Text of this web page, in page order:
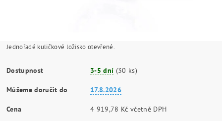
Jednořadé kuličkové ložisko otevřené.
Dostupnost 3-5 dní (30 ks)
Můžeme doručit do 17.8.2026
Cena 4 919,78 Kč včetně DPH